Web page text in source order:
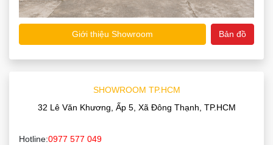
Giới thiệu Showroom Bản đồ
SHOWROOM TP.HCM
32 Lê Văn Khương, Ấp 5, Xã Đông Thạnh, TP.HCM
Hotline:0977 577 049